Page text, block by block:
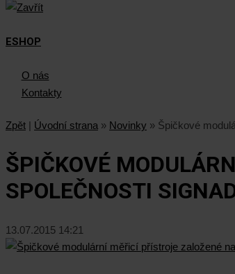
ESHOP
O nás
Kontakty
Zpět | Úvodní strana » Novinky » Špičkové
ŠPIČKOVÉ
SPOLEČNOSTI
13.07.2015 14:21